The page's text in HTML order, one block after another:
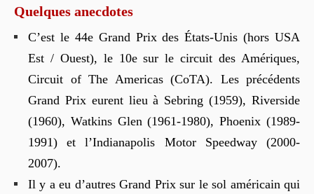
Quelques anecdotes
C’est le 44e Grand Prix des États-Unis (hors USA
Est / Ouest), le 10e sur le circuit des Amériques,
Circuit of The Americas (CoTA). Les précédents
Grand Prix eurent lieu à Sebring (1959), Riverside
(1960), Watkins Glen (1961-1980), Phoenix (1989-
1991) et l’Indianapolis Motor Speedway (2000-
2007).
Il y a eu d’autres Grand Prix sur le sol américain qui